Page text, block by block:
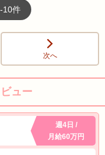
10件
次へ
ュー
週4日 /
月給60万円